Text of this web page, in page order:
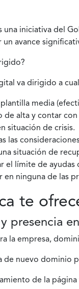
una iniciativa del
un avance
va dirigido a
media
de alta y contar
situación de crisis.
las
situación de
el límite de ayudas
en ninguna de las
te
presencia
la empresa,
de nuevo dominio
de la